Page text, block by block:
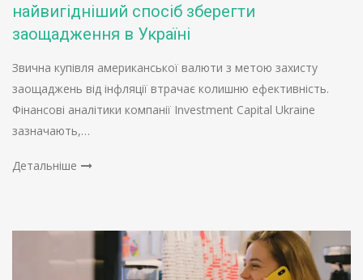
найвигідніший спосіб зберегти
заощадження в Україні
Звична купівля американської валюти з метою захисту
заощаджень від інфляції втрачає колишню ефективність.
Фінансові аналітики компанії Investment Capital Ukraine
зазначають,…
Детальніше